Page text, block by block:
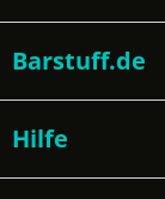
Barstuff.de
Hilfe